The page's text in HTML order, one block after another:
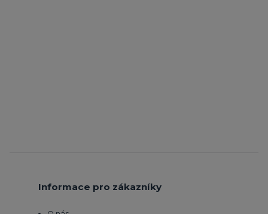
Informace pro zákazníky